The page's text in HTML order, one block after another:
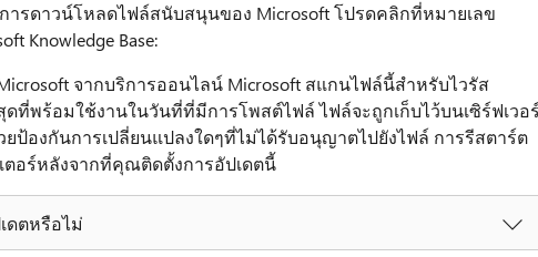
ารดาวน์โหลดไฟล์สนับสนุนของ Microsoft โปรดคลิกที่หมายเลข
Knowledge Base:
จากบริการออนไลน์ Microsoft สแกนไฟล์นี้สำหรับไวรัส
ที่พร้อมใช้งานในวันที่ที่มีการโพสต์ไฟล์ ไฟล์จะถูกเก็บไว้บนเซิร์ฟเวอ
องกันการเปลี่ยนแปลงใดๆที่ไม่ได้รับอนุญาตไปยังไฟล์ การรีสตาร์ต
อร์หลังจากที่คุณติดตั้งการอัปเดตนี้
ดตหรือไม่